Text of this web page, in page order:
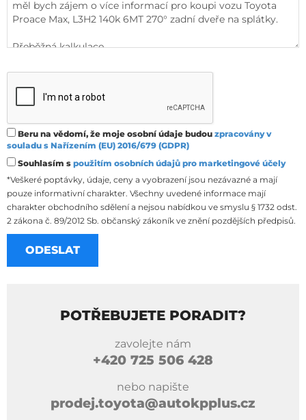
Beru na vědomí, že moje osobní údaje budou zpracovány v
souladu s Nařízením (EU) 2016/679 (GDPR)
Souhlasím s použitím osobních údajů pro marketingové účely
*Veškeré poptávky, údaje, ceny a vyobrazení jsou nezávazné a mají
pouze informativní charakter. Všechny uvedené informace mají
charakter obchodního sdělení a nejsou nabídkou ve smyslu § 1732 odst.
2 zákona č. 89/2012 Sb. občanský zákoník ve znění pozdějších předpisů.
POTŘEBUJETE PORADIT?
zavolejte nám
+420 725 506 428
nebo napište
prodej.toyota@autokpplus.cz